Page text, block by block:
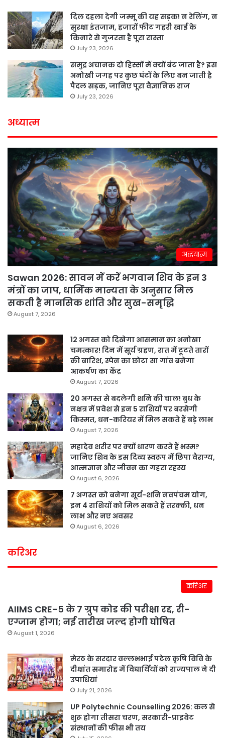
दिल दहला देगी जम्मू की यह सड़क! न रेलिंग, न
सुरक्षा इंतजाम, हजारों फीट गहरी खाई के
किनारे से गुजरता है पूरा रास्ता
July 23, 2026
समुद्र अचानक दो हिस्सों में क्यों बंट जाता है? इस
अनोखी जगह पर कुछ घंटों के लिए बन जाती है
पैदल सड़क, जानिए पूरा वैज्ञानिक राज
July 23, 2026
अध्यात्म
अद्धयात्म
Sawan 2026: सावन में करें भगवान शिव के इन 3
मंत्रों का जाप, धार्मिक मान्यता के अनुसार मिल
सकती है मानसिक शांति और सुख-समृद्धि
August 7, 2026
12 अगस्त को दिखेगा आसमान का अनोखा
चमत्कार! दिन में सूर्य ग्रहण, रात में टूटते तारों
की बारिश, स्पेन का छोटा सा गांव बनेगा
आकर्षण का केंद्र
August 7, 2026
20 अगस्त से बदलेगी शनि की चाल! बुध के
नक्षत्र में प्रवेश से इन 5 राशियों पर बरसेगी
किस्मत, धन-करियर में मिल सकते हैं बड़े लाभ
August 7, 2026
महादेव शरीर पर क्यों धारण करते हैं भस्म?
जानिए शिव के इस दिव्य स्वरूप में छिपा वैराग्य,
आत्मज्ञान और जीवन का गहरा रहस्य
August 6, 2026
7 अगस्त को बनेगा सूर्य-शनि नवपंचम योग,
इन 4 राशियों को मिल सकते हैं तरक्की, धन
लाभ और नए अवसर
August 6, 2026
करिअर
करिअर
AIIMS CRE-5 के 7 ग्रुप कोड की परीक्षा रद्द, री-
एग्जाम होगा; नई तारीख जल्द होगी घोषित
August 1, 2026
मेरठ के सरदार वल्लभभाई पटेल कृषि विवि के
दीक्षांत समारोह में विद्यार्थियों को राज्यपाल ने दी
उपाधियां
July 21, 2026
UP Polytechnic Counselling 2026: कल से
शुरू होगा तीसरा चरण, सरकारी-प्राइवेट
संस्थानों की फीस भी तय